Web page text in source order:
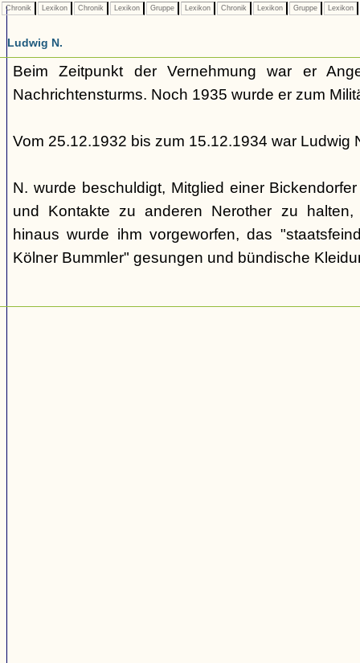
Chronik Lexikon Chronik Lexikon Gruppe Lexikon Chronik Lexikon Gruppe Lexikon
Ludwig N.
Beim Zeitpunkt der Vernehmung war er
Nachrichtensturms. Noch 1935 wurde er zum
Vom 25.12.1932 bis zum 15.12.1934 war Ludwig
N. wurde beschuldigt, Mitglied einer
und Kontakte zu anderen Nerother zu
hinaus wurde ihm vorgeworfen, das
Kölner Bummler" gesungen und bündische